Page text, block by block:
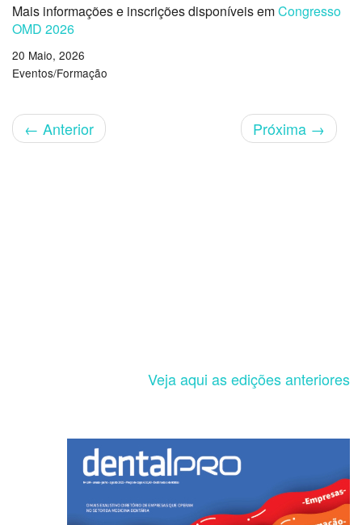
Mais informações e inscrições disponíveis emCongresso
OMD 2026
20 Maio, 2026
Eventos/Formação
← Anterior Próxima →
Veja aqui as edições anteriores